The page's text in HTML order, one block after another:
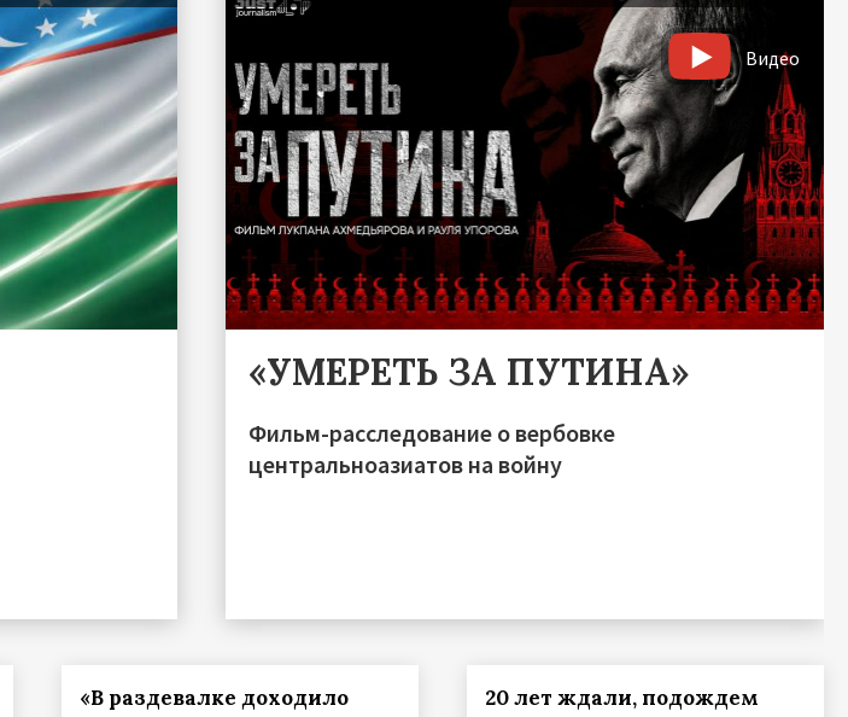
Видео
«УМЕРЕТЬ ЗА ПУТИНА»
Фильм-расследование о вербовке
центральноазиатов на войну
«В раздевалке доходило
20 лет ждали, подождем